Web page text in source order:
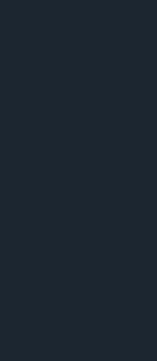
De Cliques a
Engineering um
Conversão de E-
Uma loja online bonita
mas não ganha dinheiro.
conversões são lucro. O
Por que o SEO
do ROI de
Durante anos, o mantra
Mas em 2025, seu